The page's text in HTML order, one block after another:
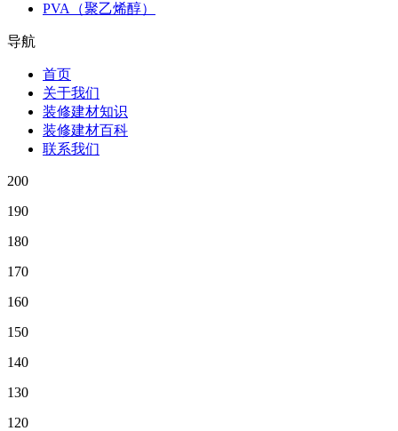
PVA（聚乙烯醇）
导航
首页
关于我们
装修建材知识
装修建材百科
联系我们
200
190
180
170
160
150
140
130
120